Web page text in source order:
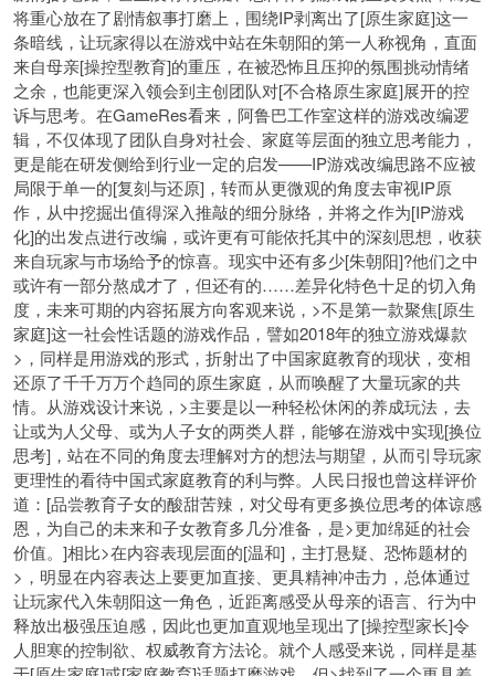
将重心放在了剧情叙事打磨上，围绕IP剥离出了[原生家庭]这一
条暗线，让玩家得以在游戏中站在朱朝阳的第一人称视角，直面
来自母亲[操控型教育]的重压，在被恐怖且压抑的氛围挑动情绪
之余，也能更深入领会到主创团队对[不合格原生家庭]展开的控
诉与思考。在GameRes看来，阿鲁巴工作室这样的游戏改编逻
辑，不仅体现了团队自身对社会、家庭等层面的独立思考能力，
更是能在研发侧给到行业一定的启发——IP游戏改编思路不应被
局限于单一的[复刻与还原]，转而从更微观的角度去审视IP原
作，从中挖掘出值得深入推敲的细分脉络，并将之作为[IP游戏
化]的出发点进行改编，或许更有可能依托其中的深刻思想，收获
来自玩家与市场给予的惊喜。现实中还有多少[朱朝阳]?他们之中
或许有一部分熬成才了，但还有的……差异化特色十足的切入角
度，未来可期的内容拓展方向客观来说，>不是第一款聚焦[原生
家庭]这一社会性话题的游戏作品，譬如2018年的独立游戏爆款
>，同样是用游戏的形式，折射出了中国家庭教育的现状，变相
还原了千千万万个趋同的原生家庭，从而唤醒了大量玩家的共
情。从游戏设计来说，>主要是以一种轻松休闲的养成玩法，去
让或为人父母、或为人子女的两类人群，能够在游戏中实现[换位
思考]，站在不同的角度去理解对方的想法与期望，从而引导玩家
更理性的看待中国式家庭教育的利与弊。人民日报也曾这样评价
道：[品尝教育子女的酸甜苦辣，对父母有更多换位思考的体谅感
恩，为自己的未来和子女教育多几分准备，是>更加绵延的社会
价值。]相比>在内容表现层面的[温和]，主打悬疑、恐怖题材的
>，明显在内容表达上要更加直接、更具精神冲击力，总体通过
让玩家代入朱朝阳这一角色，近距离感受从母亲的语言、行为中
释放出极强压迫感，因此也更加直观地呈现出了[操控型家长]令
人胆寒的控制欲、权威教育方法论。就个人感受来说，同样是基